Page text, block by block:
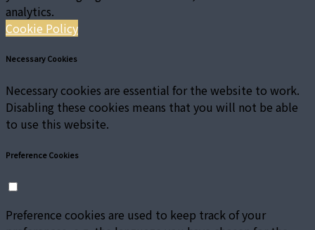
analytics.
Cookie Policy
Necessary Cookies
Necessary cookies are essential for the website to work.
Disabling these cookies means that you will not be able
to use this website.
Preference Cookies
Preference cookies are used to keep track of your